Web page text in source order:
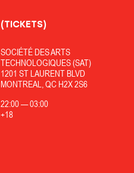
SOCIÉTÉ DES ARTS
TECHNOLOGIQUES (SAT)
1201 ST LAURENT BLVD
MONTREAL, QC H2X 2S6
22:00—03:00
+18
(TICKETS)